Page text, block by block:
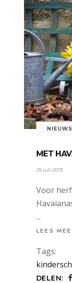
NIEUWS
MET
25 juli 2013
Voor
LEES
Tags:
DELEN: